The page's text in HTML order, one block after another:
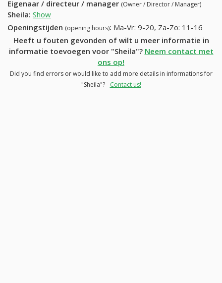
Eigenaar / directeur / manager (Owner / Director / Manager)
Sheila: Show
Openingstijden (opening hours): Ma-Vr: 9-20, Za-Zo: 11-16
Heeft u fouten gevonden of wilt u meer informatie in
informatie toevoegen voor "Sheila"? Neem contact met
ons op!
Did you find errors or would like to add more details in informations for
"Sheila"? - Contact us!